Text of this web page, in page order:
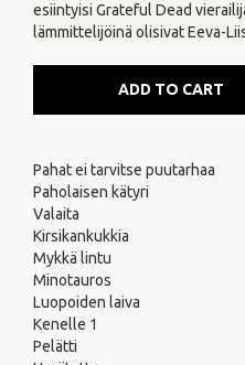
esiintyisi Grateful Dead
lämmittelijöinä olisivat Eeva-
ADD TO CART
Pahat ei tarvitse puutarhaa
Paholaisen kätyri
Valaita
Kirsikankukkia
Mykkä lintu
Minotauros
Luopoiden laiva
Kenelle 1
Pelätti